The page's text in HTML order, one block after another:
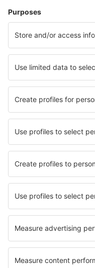
Hoteluri în Lagos
Hoteluri în Lisabona
Hoteluri în Braganca
Hoteluri în Vila Real de
Cele mai bune hoteluri -
Hoteluri în Ohakune
Hoteluri în Conilhac-
Hoteluri în Montagny-la-
Cele mai bune hoteluri -